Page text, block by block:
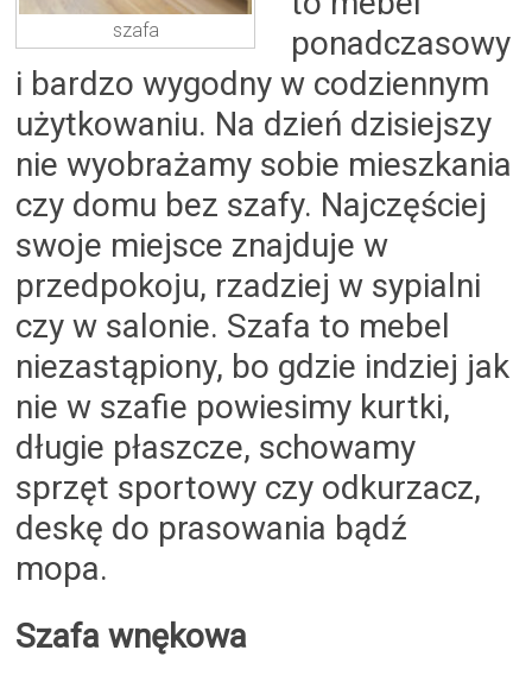
szafa
ponadczasowy
i bardzo wygodny w codziennym
użytkowaniu. Na dzień dzisiejszy
nie wyobrażamy sobie mieszkania
czy domu bez szafy. Najczęściej
swoje miejsce znajduje w
przedpokoju, rzadziej w sypialni
czy w salonie. Szafa to mebel
niezastąpiony, bo gdzie indziej jak
nie w szafie powiesimy kurtki,
długie płaszcze, schowamy
sprzęt sportowy czy odkurzacz,
deskę do prasowania bądź
mopa.
Szafa wnękowa